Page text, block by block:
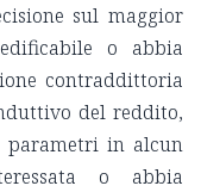
sul maggior
o abbia
contraddittoria
del reddito,
parametri in alcun
o abbia